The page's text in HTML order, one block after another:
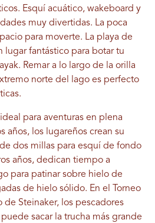
Esquí acuático, wakeboard y
muy divertidas. La poca
para moverte. La playa de
lugar fantástico para botar tu
Remar a lo largo de la orilla
norte del lago es perfecto
para aventuras en plena
años, los lugareños crean su
dos millas para esquí de fondo
años, dedican tiempo a
para patinar sobre hielo de
de hielo sólido. En el Torneo
de Steinaker, los pescadores
sacar la trucha más grande